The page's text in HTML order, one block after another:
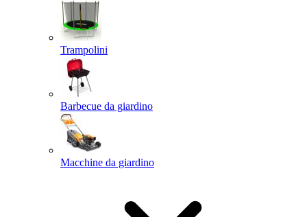
Trampolini
Barbecue da giardino
Macchine da giardino